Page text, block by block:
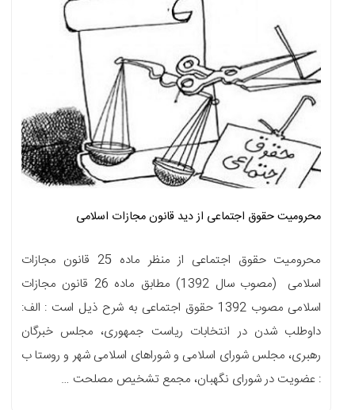
محرومیت حقوق اجتماعی از دید قانون مجازات اسلامی
محرومیت حقوق اجتماعی از منظر ماده 25 قانون مجازات
اسلامی (مصوب سال 1392) مطابق ماده 26 قانون مجازات
اسلامی مصوب 1392 حقوق اجتماعی به شرح ذیل است : الف:
داوطلب شدن در انتخابات ریاست جمهوری، مجلس خبرگان
رهبری، مجلس شورای اسلامی و شوراهای اسلامی شهر و روستا ب
: عضویت در شورای نگهبان، مجمع تشخیص مصلحت …